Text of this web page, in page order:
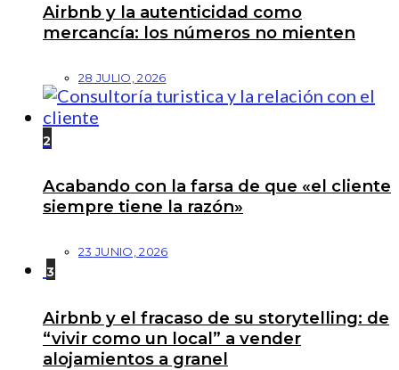
Airbnb y la autenticidad como
mercancía: los números no mienten
28 JULIO, 2026
2
Acabando con la farsa de que «el cliente
siempre tiene la razón»
23 JUNIO, 2026
3
Airbnb y el fracaso de su storytelling: de
“vivir como un local” a vender
alojamientos a granel